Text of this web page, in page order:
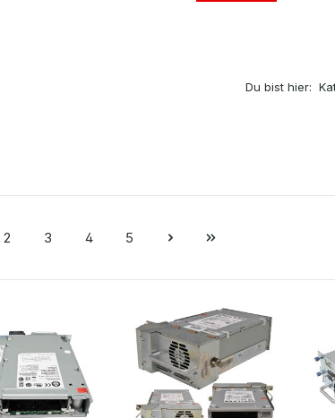
Du bist hier:
Seite
2 Seite
3 Seite
4 Seite
5